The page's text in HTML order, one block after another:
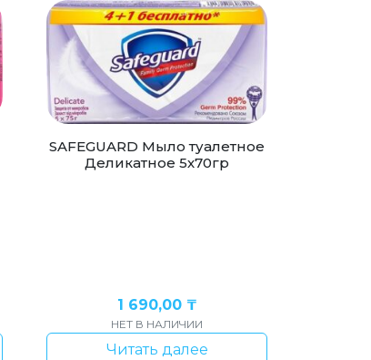
SAFEGUARD Мыло туалетное
Деликатное 5х70гр
1 690,00 ₸
НЕТ В НАЛИЧИИ
Читать далее